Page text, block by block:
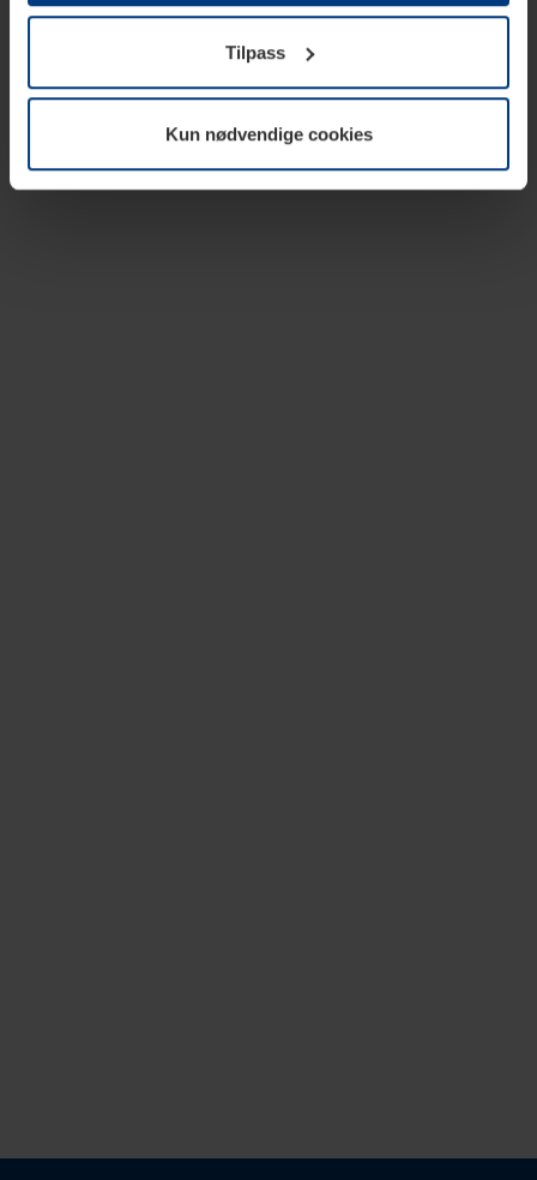
trenger vi din tillatelse. Du kan når som helst endre eller
tilbakekalle ditt samtykke i forklaringen av
informasjonskapselen på sidenPersonvernerklæringpå
Tilpass
Kun nødvendige cookies